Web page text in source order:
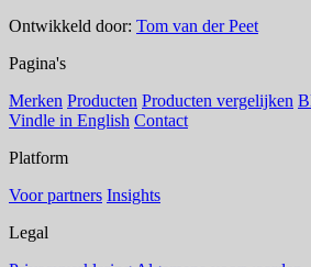
Ontwikkeld door: Tom van der Peet
Pagina's
Merken Producten Producten vergelijken
Vindle in English Contact
Platform
Voor partners Insights
Legal